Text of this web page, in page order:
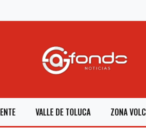
VALLE DE TOLUCA ZONA